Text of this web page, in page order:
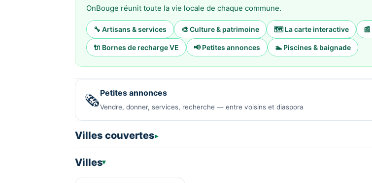
OnBouge réunit toute la vie locale de chaque commune.
🔧 Artisans & services 🎨 Culture & patrimoine 🗺️ La carte interactive
🔌 Bornes de recharge VE 📢 Petites annonces 🏊 Piscines & baignade
🗞️Petites annonces
Vendre, donner, services, recherche — entre voisins et diaspora
Villes couvertes
Villes